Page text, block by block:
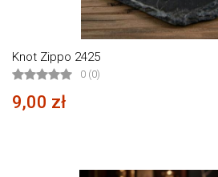
Knot Zippo 2425
0 (0)
9,00 zł